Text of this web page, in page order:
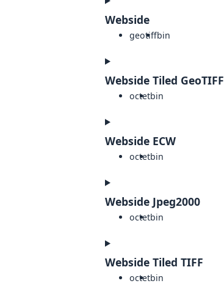
Webside
geotiffbin
Webside Tiled GeoTIFF
octetbin
Webside ECW
octetbin
Webside Jpeg2000
octetbin
Webside Tiled TIFF
octetbin